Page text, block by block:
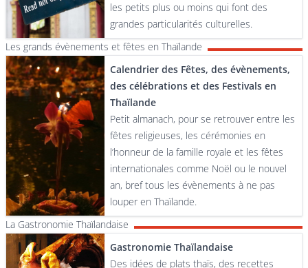
les petits plus ou moins qui font des
grandes particularités culturelles.
Les grands évènements et fêtes en Thaïlande
Calendrier des Fêtes, des évènements,
des célébrations et des Festivals en
Thaïlande
Petit almanach, pour se retrouver entre les
fêtes religieuses, les cérémonies en
l’honneur de la famille royale et les fêtes
internationales comme Noël ou le nouvel
an, bref tous les évènements à ne pas
louper en Thaïlande.
La Gastronomie Thaïlandaise
Gastronomie Thaïlandaise
Des idées de plats thaïs, des recettes